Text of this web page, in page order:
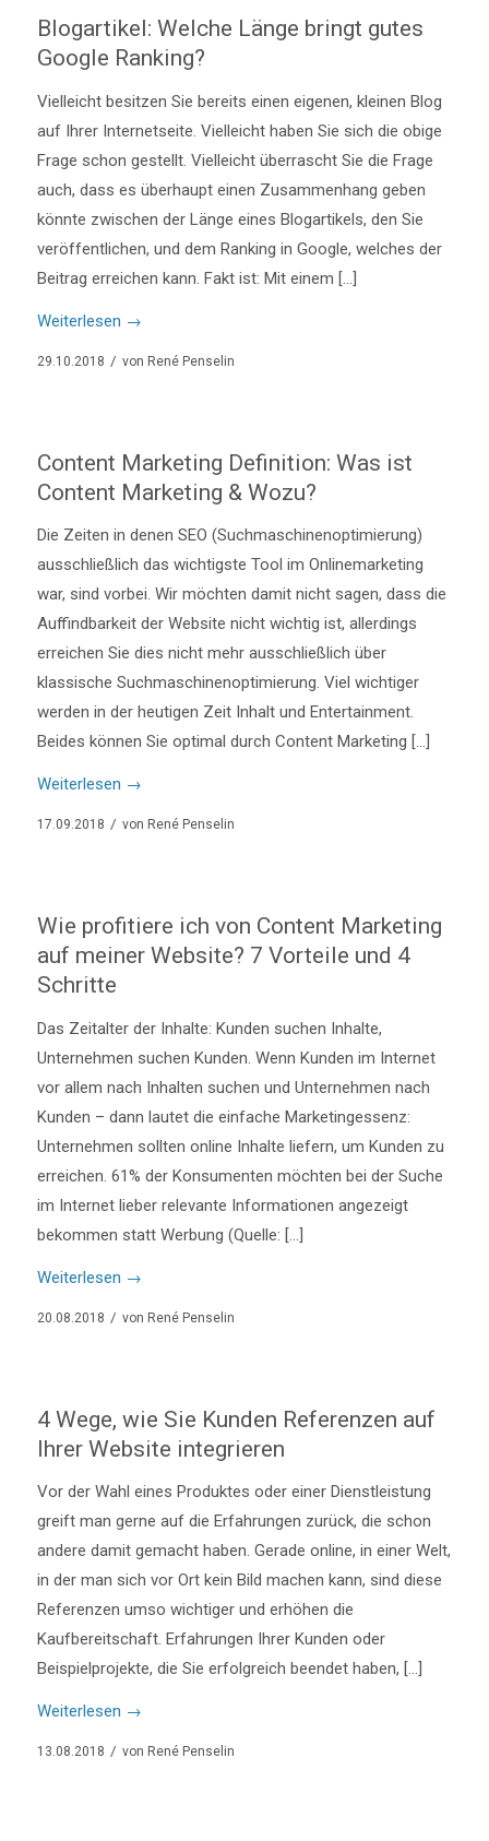
Blogartikel: Welche Länge bringt gutes
Google Ranking?
Vielleicht besitzen Sie bereits einen eigenen, kleinen Blog
auf Ihrer Internetseite. Vielleicht haben Sie sich die obige
Frage schon gestellt. Vielleicht überrascht Sie die Frage
auch, dass es überhaupt einen Zusammenhang geben
könnte zwischen der Länge eines Blogartikels, den Sie
veröffentlichen, und dem Ranking in Google, welches der
Beitrag erreichen kann. Fakt ist: Mit einem […]
Weiterlesen →
29.10.2018 / von René Penselin
Content Marketing Definition: Was ist
Content Marketing & Wozu?
Die Zeiten in denen SEO (Suchmaschinenoptimierung)
ausschließlich das wichtigste Tool im Onlinemarketing
war, sind vorbei. Wir möchten damit nicht sagen, dass die
Auffindbarkeit der Website nicht wichtig ist, allerdings
erreichen Sie dies nicht mehr ausschließlich über
klassische Suchmaschinenoptimierung. Viel wichtiger
werden in der heutigen Zeit Inhalt und Entertainment.
Beides können Sie optimal durch Content Marketing […]
Weiterlesen →
17.09.2018 / von René Penselin
Wie profitiere ich von Content Marketing
auf meiner Website? 7 Vorteile und 4
Schritte
Das Zeitalter der Inhalte: Kunden suchen Inhalte,
Unternehmen suchen Kunden. Wenn Kunden im Internet
vor allem nach Inhalten suchen und Unternehmen nach
Kunden – dann lautet die einfache Marketingessenz:
Unternehmen sollten online Inhalte liefern, um Kunden zu
erreichen. 61% der Konsumenten möchten bei der Suche
im Internet lieber relevante Informationen angezeigt
bekommen statt Werbung (Quelle: […]
Weiterlesen →
20.08.2018 / von René Penselin
4 Wege, wie Sie Kunden Referenzen auf
Ihrer Website integrieren
Vor der Wahl eines Produktes oder einer Dienstleistung
greift man gerne auf die Erfahrungen zurück, die schon
andere damit gemacht haben. Gerade online, in einer Welt,
in der man sich vor Ort kein Bild machen kann, sind diese
Referenzen umso wichtiger und erhöhen die
Kaufbereitschaft. Erfahrungen Ihrer Kunden oder
Beispielprojekte, die Sie erfolgreich beendet haben, […]
Weiterlesen →
13.08.2018 / von René Penselin